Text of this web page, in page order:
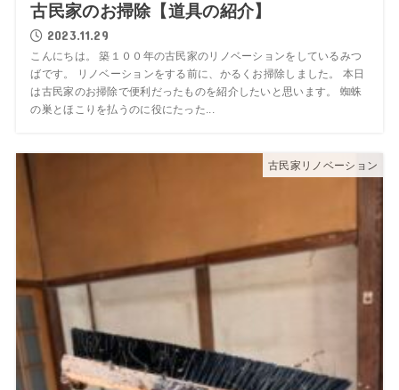
古民家のお掃除【道具の紹介】
2023.11.29
こんにちは。 築１００年の古民家のリノベーションをしているみつ
ばです。 リノベーションをする前に、かるくお掃除しました。 本日
は古民家のお掃除で便利だったものを紹介したいと思います。 蜘蛛
の巣とほこりを払うのに役にたった...
古民家リノベーション